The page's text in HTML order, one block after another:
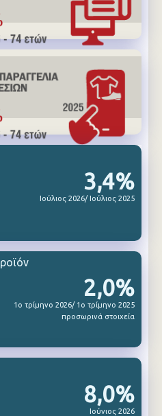
3,4%
Ιούλιος 2026/ Ιούλιος 2025
2,0%
1ο τρίμηνο 2026/ 1ο τρίμηνο 2025
προσωρινά στοιχεία
8,0%
Ιούνιος 2026